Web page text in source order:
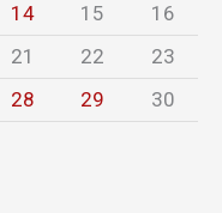
14 15
16
21 22
23
28 29 30